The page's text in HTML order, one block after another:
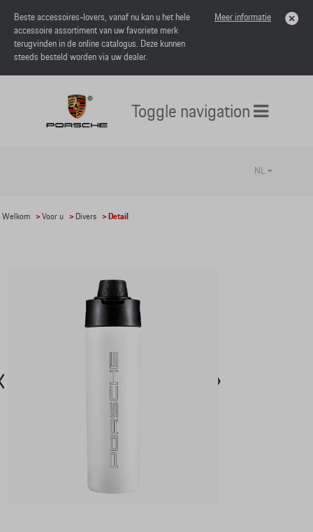
Beste accessoires-lovers, vanaf nu kan u het hele
accessoire assortiment van uw favoriete merk
terugvinden in de online catalogus. Deze kunnen
steeds besteld worden via uw dealer.
Meer informatie
Toggle navigation
NL
Welkom >Voor u > Divers > Detail